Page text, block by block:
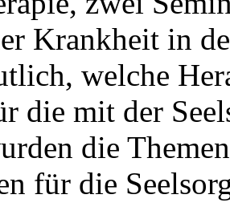
Krankheit in
welche
die mit der
die
für die